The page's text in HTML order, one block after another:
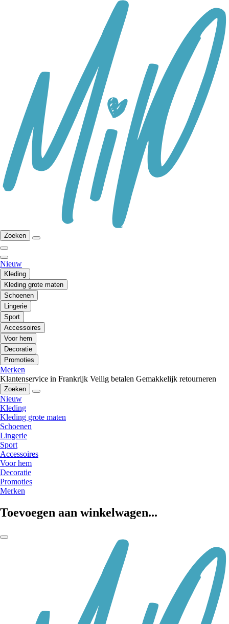
Zoeken
Nieuw
Kleding
Kleding grote maten
Schoenen
Lingerie
Sport
Accessoires
Voor hem
Decoratie
Promoties
Merken
Klantenservice in Frankrijk Veilig betalen Gemakkelijk retourneren
Zoeken
Nieuw
Kleding
Kleding grote maten
Schoenen
Lingerie
Sport
Accessoires
Voor hem
Decoratie
Promoties
Merken
Toevoegen aan winkelwagen...